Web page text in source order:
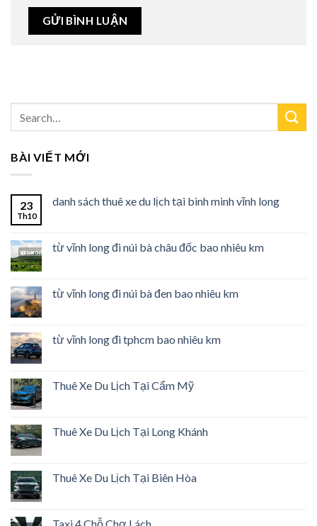
BÀI VIẾT MỚI
23
Th10
danh sách thuê xe du lịch tại bình minh vĩnh long
từ vĩnh long đi núi bà châu đốc bao nhiêu km
từ vĩnh long đi núi bà đen bao nhiêu km
từ vĩnh long đi tphcm bao nhiêu km
Thuê Xe Du Lịch Tại Cẩm Mỹ
Thuê Xe Du Lịch Tại Long Khánh
Thuê Xe Du Lịch Tại Biên Hòa